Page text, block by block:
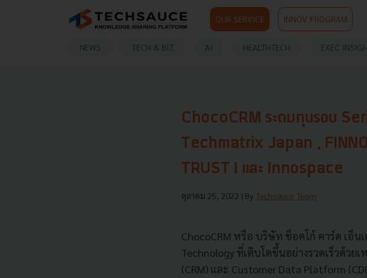
OUR SERVICE INNOV PROGRAM
NEWS TECH & BIZ AI HEALTHTECH EXEC
ChocoCRM ระดมทุนรอบ
Techmatrix Japan ,
TRUST I และ Innospace
ตุลาคม 25, 2022 | By Techsauce Team
ChocoCRM หรือ บริษัท ช็อคโก้ คาร์ด เอ็
Technology ที่เติบโตขึ้นอย่างรวดเร็วด้วย
(CRM) และ Customer Data Platform